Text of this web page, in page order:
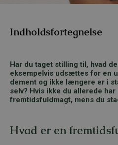
Indholdsfortegnelse
Har du taget stilling til, hvad
eksempelvis udsættes for en
dement og ikke længere er i
selv? Hvis ikke du allerede
fremtidsfuldmagt, mens du
Hvad er en